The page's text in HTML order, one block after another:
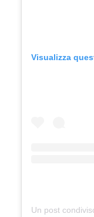
Visualizza